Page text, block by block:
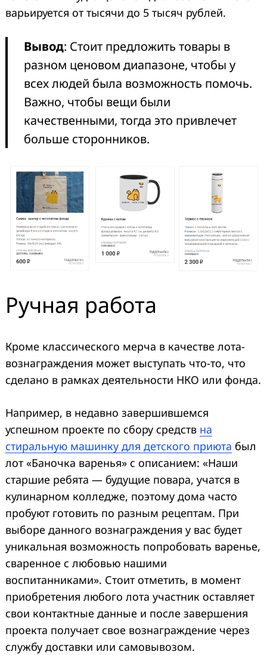
варьируется от тысячи до 5 тысяч рублей.
Вывод: Стоит предложить товары в
разном ценовом диапазоне, чтобы у
всех людей была возможность помочь.
Важно, чтобы вещи были
качественными, тогда это привлечет
больше сторонников.
Ручная работа
Кроме классического мерча в качестве лота-
вознаграждения может выступать что-то, что
сделано в рамках деятельности НКО или фонда.
Например, в недавно завершившемся
успешном проекте по сбору средств на
стиральную машинку для детского приюта был
лот «Баночка варенья» с описанием: «Наши
старшие ребята — будущие повара, учатся в
кулинарном колледже, поэтому дома часто
пробуют готовить по разным рецептам. При
выборе данного вознаграждения у вас будет
уникальная возможность попробовать варенье,
сваренное с любовью нашими
воспитанниками». Стоит отметить, в момент
приобретения любого лота участник оставляет
свои контактные данные и после завершения
проекта получает свое вознаграждение через
службу доставки или самовывозом.